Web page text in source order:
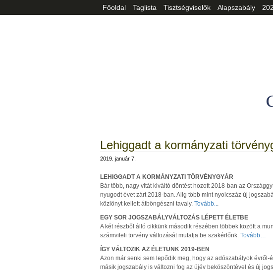
Főoldal Taglista Tisztségviselők Alapszabály
Lehiggadt a kormányzati
2019. január 7.
LEHIGGADT A KORMÁNYZATI TÖRVÉNYGYÁR
Bár több, nagy vitát kiváltó döntést hozott 2018-ban az
nyugodt évet zárt 2018-ban. Alig több mint nyolcszáz új
közlönyt kellett átböngészni tavaly. Tovább...
EGY SOR JOGSZABÁLYVÁLTOZÁS LÉPETT ÉLETBE
A két részből álló cikkünk második részében többek között a
számviteli törvény változását mutatja be szakértőnk. Tovább…
ÍGY VÁLTOZIK AZ ÉLETÜNK 2019-BEN
Azon már senki sem lepődik meg, hogy az adószabályok évről-
másik jogszabály is változni fog az újév beköszöntével és új